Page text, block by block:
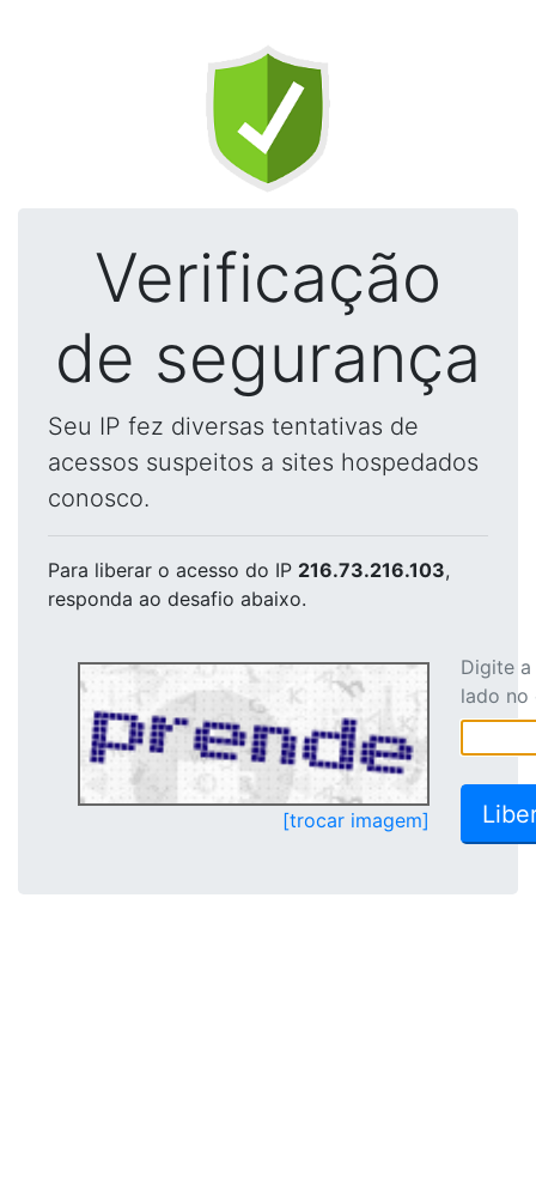
Verificação
de segurança
Seu IP fez diversas tentativas de
acessos suspeitos a sites hospedados
conosco.
Para liberar o acesso do IP 216.73.216.103,
responda ao desafio abaixo.
[trocar imagem]
Digite
lado no